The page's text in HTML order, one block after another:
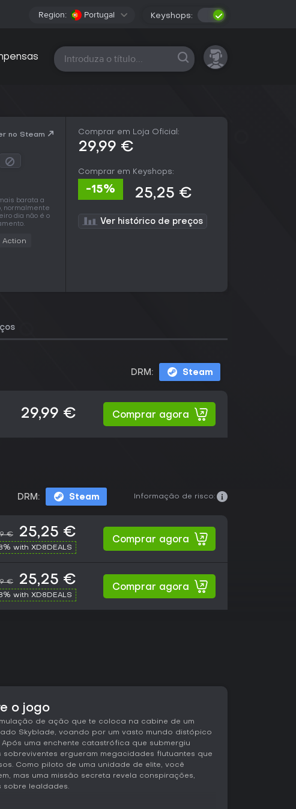
Region: Portugal Keyshops:
Todas as plataformas
no Steam
barata a
normalmente
dia não é o
Action
Comprar em Loja Oficial:
29,99 €
Comprar em Keyshops:
-15% 25,25 €
Ver histórico de preços
DRM: Steam
29,99 € Comprar agora
DRM: Steam Informação de risco:
€ 25,25 €
with XD8DEALS
Comprar agora
€ 25,25 €
with XD8DEALS
Comprar agora
o jogo
de ação que te coloca na cabine de um
Skyblade, voando por um vasto mundo distópico
uma enchente catastrófica que submergiu
ergueram megacidades flutuantes que
Como piloto de uma unidade de elite, você
mas uma missão secreta revela conspirações,
sobre lealdades.